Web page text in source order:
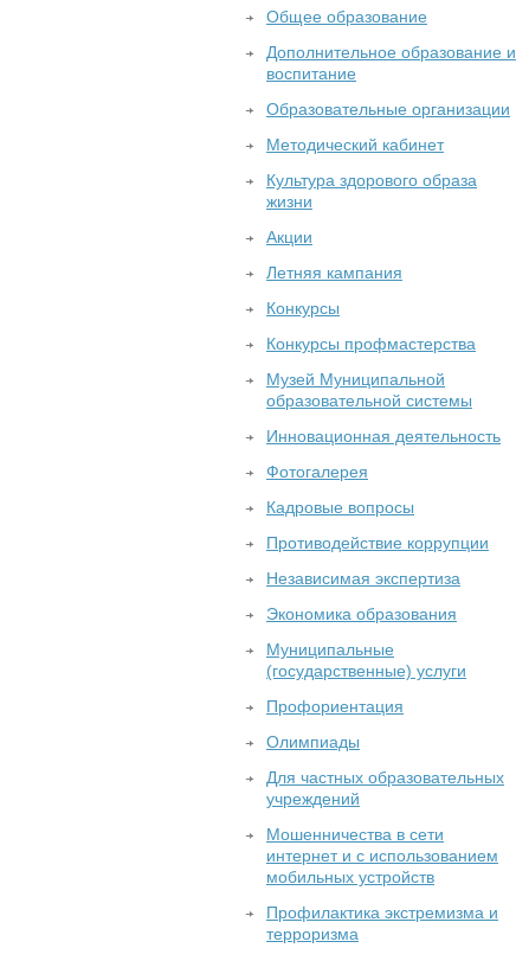
Общее образование
Дополнительное образование и
воспитание
Образовательные организации
Методический кабинет
Культура здорового образа
жизни
Акции
Летняя кампания
Конкурсы
Конкурсы профмастерства
Музей Муниципальной
образовательной системы
Инновационная деятельность
Фотогалерея
Кадровые вопросы
Противодействие коррупции
Независимая экспертиза
Экономика образования
Муниципальные
(государственные) услуги
Профориентация
Олимпиады
Для частных образовательных
учреждений
Мошенничества в сети
интернет и с использованием
мобильных устройств
Профилактика экстремизма и
терроризма